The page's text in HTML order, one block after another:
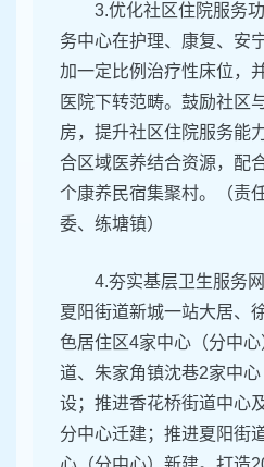
3.优化社区住院服务
务中心在护理、康复、安
加一定比例治疗性床位，
医院下转范畴。鼓励社区
房，提升社区住院服务能
合区域医养结合资源，配
个康养民宿集聚村。（责
委、练塘镇）
4.夯实基层卫生服务
夏阳街道新城一站大居、
色居住区4家中心（分中
道、朱家角镇沈巷2家中
设；推进香花桥街道中心
分中心迁建；推进夏阳街